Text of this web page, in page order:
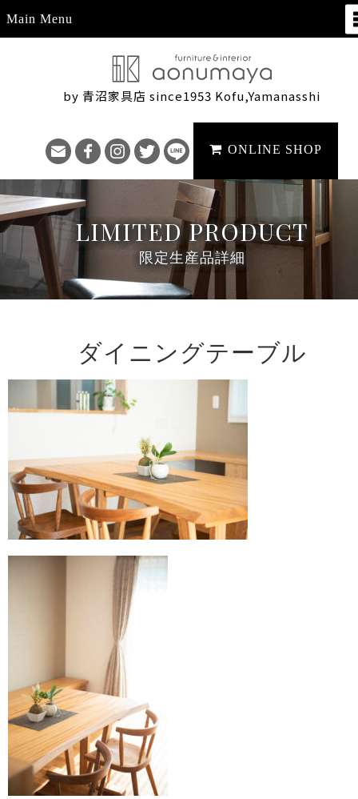
Main Menu
by 青沼家具店 since1953 Kofu,Yamanasshi
ONLINE SHOP
LIMITED PRODUCT
限定生産品詳細
ダイニングテーブル